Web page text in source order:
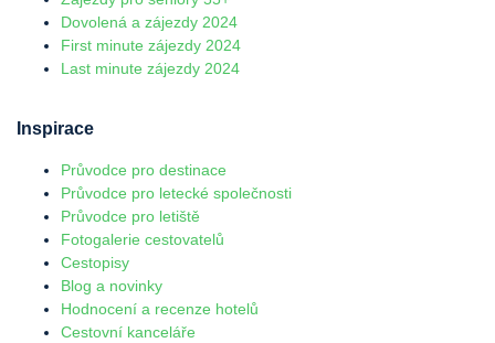
Dovolená a zájezdy 2024
First minute zájezdy 2024
Last minute zájezdy 2024
Inspirace
Průvodce pro destinace
Průvodce pro letecké společnosti
Průvodce pro letiště
Fotogalerie cestovatelů
Cestopisy
Blog a novinky
Hodnocení a recenze hotelů
Cestovní kanceláře